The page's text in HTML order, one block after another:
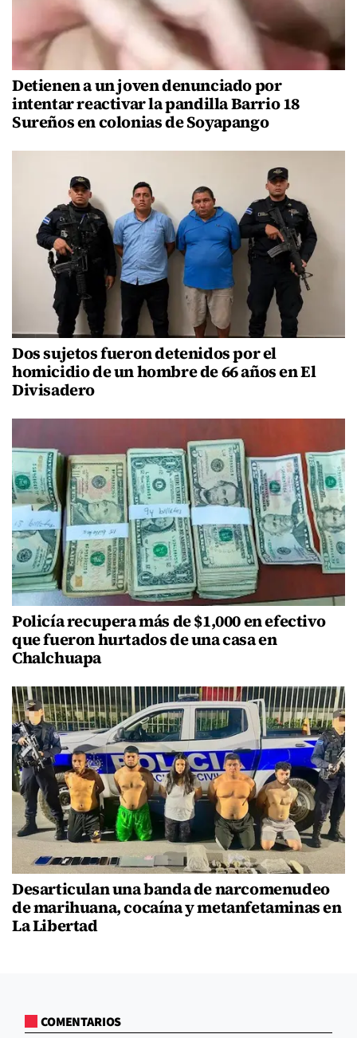
Detienen a un joven denunciado por
intentar reactivar la pandilla Barrio 18
Sureños en colonias de Soyapango
Dos sujetos fueron detenidos por el
homicidio de un hombre de 66 años en El
Divisadero
Policía recupera más de $1,000 en efectivo
que fueron hurtados de una casa en
Chalchuapa
Desarticulan una banda de narcomenudeo
de marihuana, cocaína y metanfetaminas en
La Libertad
COMENTARIOS